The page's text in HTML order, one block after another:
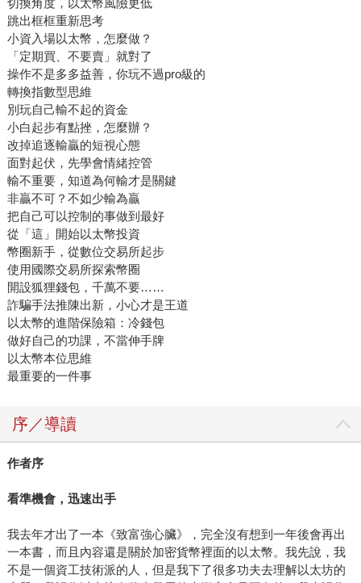
切換角度，以太幣風險更低
跳出框框重新思考
小資入場以太幣，怎麼做？
「定期買、不要賣」就對了
操作不是多多益善，你玩不過pro級的
轉換指數型思維
別玩自己輸不起的資金
小白起步有點挫，怎麼辦？
改掉追逐輸贏的短視心態
面對起伏，先學會情緒控管
輸不重要，知道為何輸才是關鍵
非贏不可？不如少輸為贏
把自己可以控制的事做到最好
從「這」開始以太幣投資
幣圈新手，從數位交易所起步
使用國際交易所探索幣圈
開設狐狸錢包，千萬不要……
詐騙手法推陳出新，小心才是王道
以太幣的進階保險箱：冷錢包
做好自己的功課，不當伸手牌
以太幣本位思維
最重要的一件事
序／導讀
作者序
看準機會，迅速出手
我去年才出了一本《致富強心臟》，完全沒有想到一年後會再出
一本書，而且內容還是關於加密貨幣裡面的以太幣。我先說，我
不是一個資工技術派的人，但是我下了很多功夫去理解以太坊的